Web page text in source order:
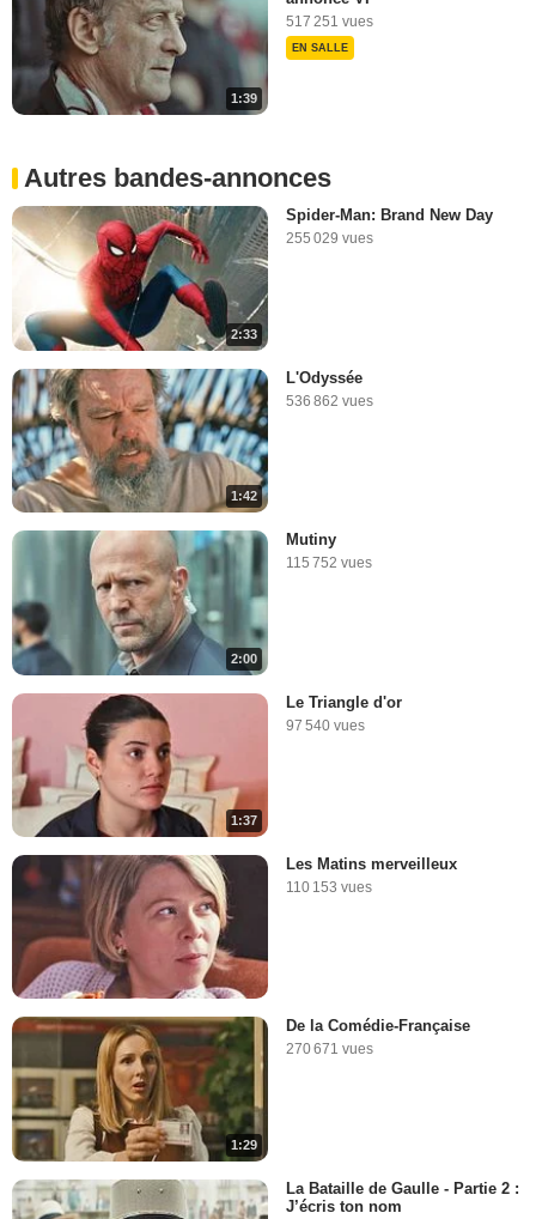
1:39
517 251 vues
EN SALLE
Autres bandes-annonces
2:33
Spider-Man: Brand New Day
255 029 vues
1:42
L'Odyssée
536 862 vues
2:00
Mutiny
115 752 vues
1:37
Le Triangle d'or
97 540 vues
Les Matins merveilleux
110 153 vues
1:29
De la Comédie-Française
270 671 vues
La Bataille de Gaulle - Partie 2 :
J’écris ton nom